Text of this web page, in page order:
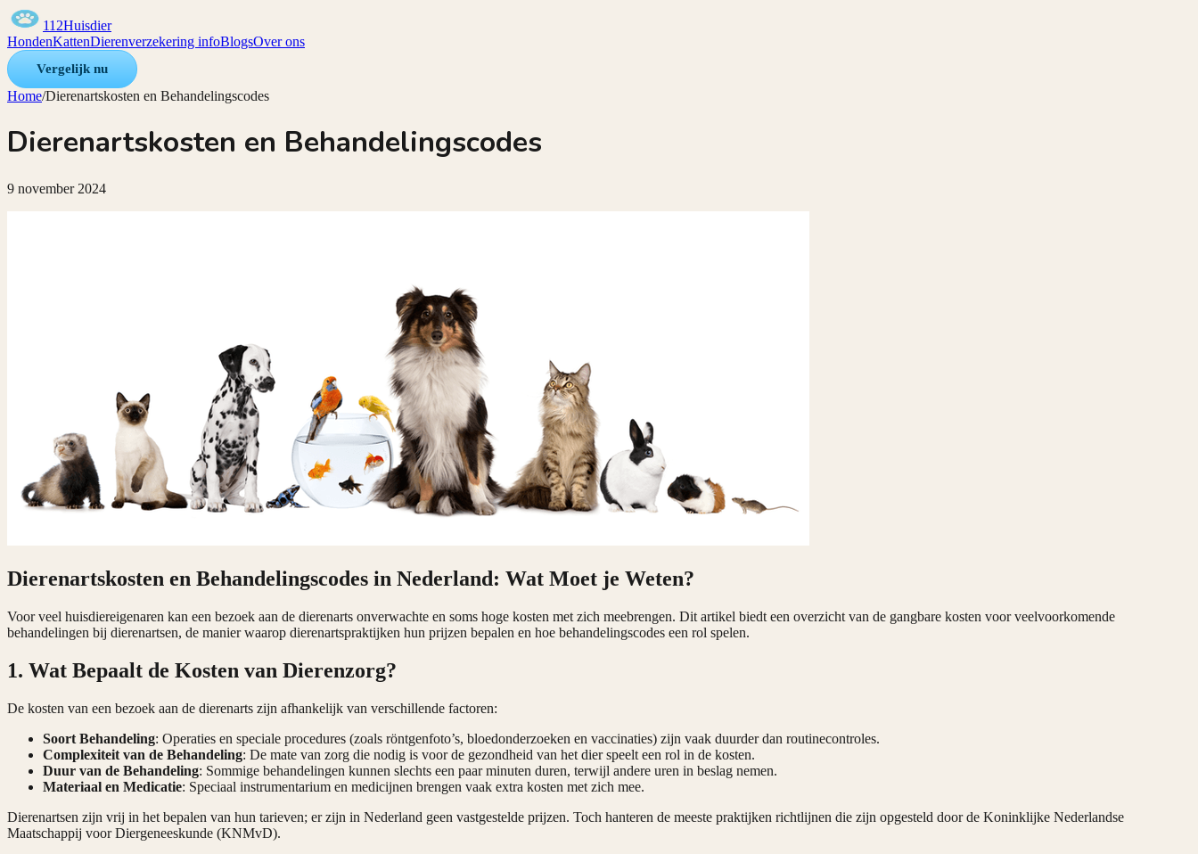
112Huisdier
HondenKattenDierenverzekering infoBlogsOver ons
Vergelijk nu
Home/Dierenartskosten en Behandelingscodes
Dierenartskosten en Behandelingscodes
9 november 2024
Dierenartskosten en Behandelingscodes in Nederland: Wat Moet je Weten?
Voor veel huisdiereigenaren kan een bezoek aan de dierenarts onverwachte en soms hoge kosten met zich meebrengen. Dit artikel biedt een overzicht van de gangbare kosten voor veelvoorkomende
behandelingen bij dierenartsen, de manier waarop dierenartspraktijken hun prijzen bepalen en hoe behandelingscodes een rol spelen.
1. Wat Bepaalt de Kosten van Dierenzorg?
De kosten van een bezoek aan de dierenarts zijn afhankelijk van verschillende factoren:
Soort Behandeling: Operaties en speciale procedures (zoals röntgenfoto’s, bloedonderzoeken en vaccinaties) zijn vaak duurder dan routinecontroles.
Complexiteit van de Behandeling: De mate van zorg die nodig is voor de gezondheid van het dier speelt een rol in de kosten.
Duur van de Behandeling: Sommige behandelingen kunnen slechts een paar minuten duren, terwijl andere uren in beslag nemen.
Materiaal en Medicatie: Speciaal instrumentarium en medicijnen brengen vaak extra kosten met zich mee.
Dierenartsen zijn vrij in het bepalen van hun tarieven; er zijn in Nederland geen vastgestelde prijzen. Toch hanteren de meeste praktijken richtlijnen die zijn opgesteld door de Koninklijke Nederlandse
Maatschappij voor Diergeneeskunde (KNMvD).